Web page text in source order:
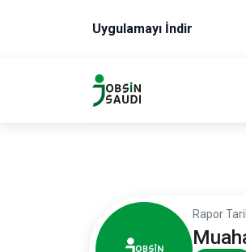
Uygulamayı İndir
Rapor